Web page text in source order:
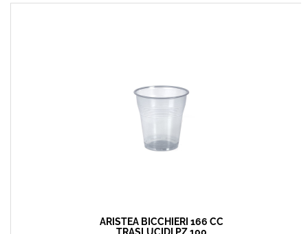
ARISTEA BICCHIERI 166 CC